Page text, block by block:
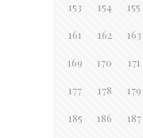
153 154 155
161 162 163
169 170 171
177 178 179
185 186 187